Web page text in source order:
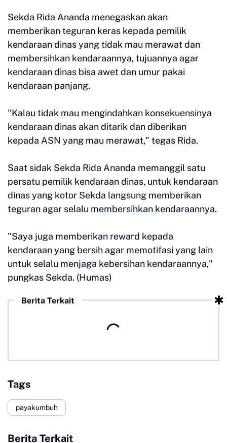
Sekda Rida Ananda menegaskan akan
memberikan teguran keras kepada pemilik
kendaraan dinas yang tidak mau merawat dan
membersihkan kendaraannya, tujuannya agar
kendaraan dinas bisa awet dan umur pakai
kendaraan panjang.
"Kalau tidak mau mengindahkan konsekuensinya
kendaraan dinas akan ditarik dan diberikan
kepada ASN yang mau merawat," tegas Rida.
Saat sidak Sekda Rida Ananda memanggil satu
persatu pemilik kendaraan dinas, untuk kendaraan
dinas yang kotor Sekda langsung memberikan
teguran agar selalu membersihkan kendaraannya.
"Saya juga memberikan reward kepada
kendaraan yang bersih agar memotifasi yang lain
untuk selalu menjaga kebersihan kendaraannya,"
pungkas Sekda. (Humas)
Berita Terkait
Tags
payakumbuh
Berita Terkait